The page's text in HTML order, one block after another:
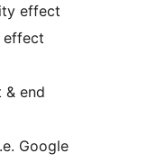
effect
effect
& end
Google